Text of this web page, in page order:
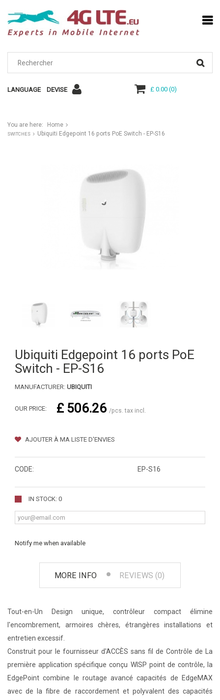
LANGUAGE DEVISE £ 0.00(0)
You are here: Home
SWITCHES Ubiquiti Edgepoint 16 ports PoE Switch - EP-S16
Ubiquiti Edgepoint 16 ports PoE
Switch - EP-S16
MANUFACTURER: UBIQUITI
OUR PRICE: £ 506.26 /pcs. tax incl.
AJOUTER À MA LISTE D'ENVIES
CODE: EP-S16
IN STOCK: 0
Notify me when available
MORE INFO REVIEWS (0)
Tout-en-Un Design unique, contrôleur compact élimine
l'encombrement, armoires chères, étrangères installations et
entretien excessif.
Construit pour le fournisseur d'ACCÈS sans fil de Contrôle de La
première application spécifique conçu WISP point de contrôle, la
EdgePoint combine le routage avancé capacités de EdgeMAX
avec de la fibre de raccordement et polyvalent des capacités